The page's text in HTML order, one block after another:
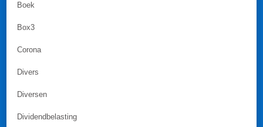
Boek
Box3
Corona
Divers
Diversen
Dividendbelasting